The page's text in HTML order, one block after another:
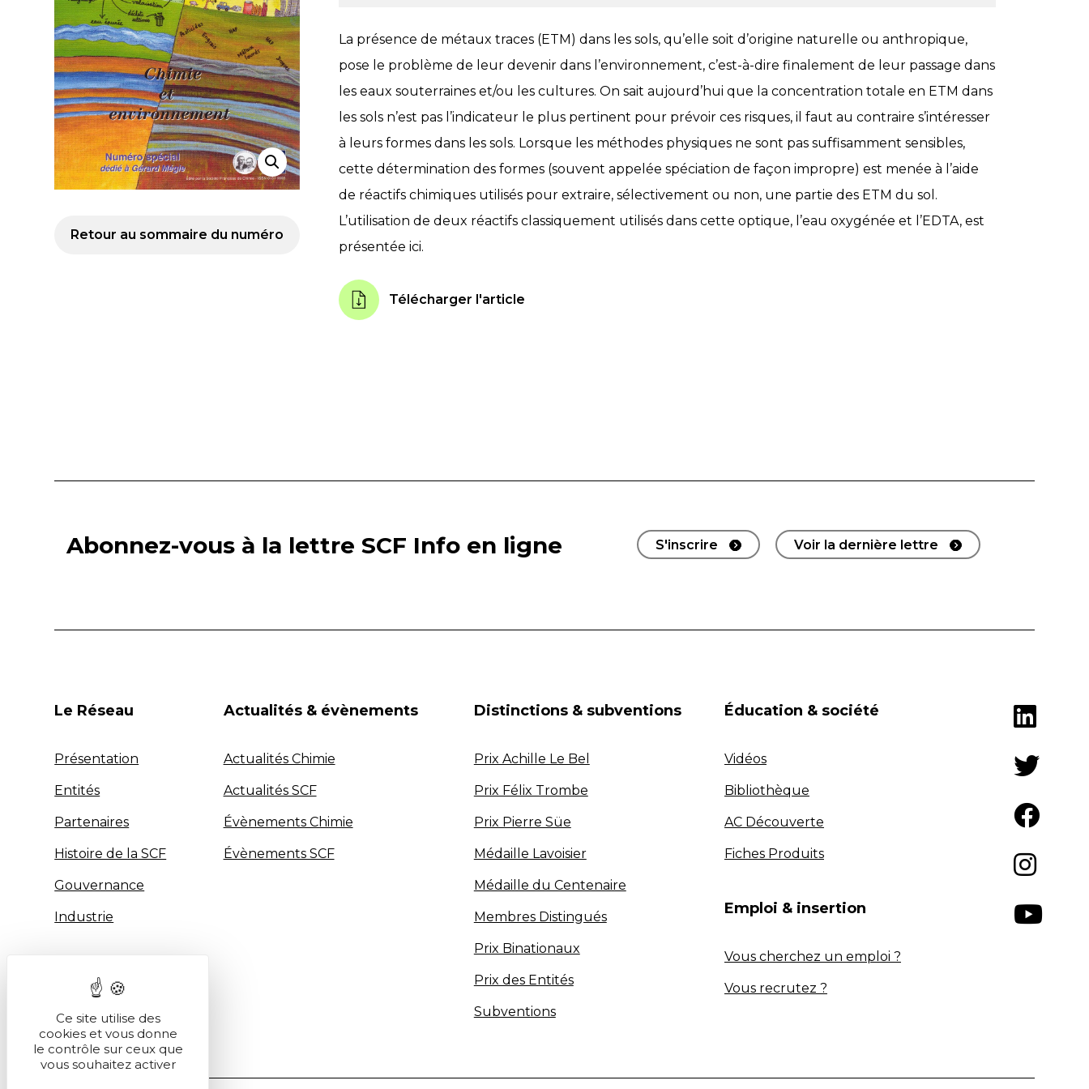
Retour au sommaire du numéro
La présence de métaux traces (ETM) dans les sols, qu’elle soit d’origine naturelle ou anthropique,
pose le problème de leur devenir dans l’environnement, c’est-à-dire finalement de leur passage dans
les eaux souterraines et/ou les cultures. On sait aujourd’hui que la concentration totale en ETM dans
les sols n’est pas l’indicateur le plus pertinent pour prévoir ces risques, il faut au contraire s’intéresser
à leurs formes dans les sols. Lorsque les méthodes physiques ne sont pas suffisamment sensibles,
cette détermination des formes (souvent appelée spéciation de façon impropre) est menée à l’aide
de réactifs chimiques utilisés pour extraire, sélectivement ou non, une partie des ETM du sol.
L’utilisation de deux réactifs classiquement utilisés dans cette optique, l’eau oxygénée et l’EDTA, est
présentée ici.
Télécharger l'article
Abonnez-vous à la lettre SCF Info en ligne S'inscrire Voir la dernière lettre
Le Réseau
Présentation
Entités
Partenaires
Histoire de la SCF
Gouvernance
Industrie
Actualités & évènements
Actualités Chimie
Actualités SCF
Évènements Chimie
Évènements SCF
Distinctions & subventions
Prix Achille Le Bel
Prix Félix Trombe
Prix Pierre Süe
Médaille Lavoisier
Médaille du Centenaire
Membres Distingués
Prix Binationaux
Prix des Entités
Subventions
Éducation & société
Vidéos
Bibliothèque
AC Découverte
Fiches Produits
Emploi & insertion
Vous cherchez un emploi ?
Vous recrutez ?
Ce site utilise des
cookies et vous donne
le contrôle sur ceux que
vous souhaitez activer